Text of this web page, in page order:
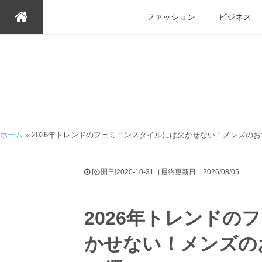
ファッション ビジネス
ホーム » 2026年トレンドのフェミニンスタイルには欠かせない！メンズの
[公開日]2020-10-31［最終更新日］2026/08/05
2026年トレンドの
かせない！メンズ